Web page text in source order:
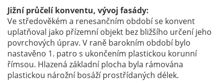
Jižní průčelí konventu, vývoj fasády:
Ve středověkém a renesančním období se konvent
uplatňoval jako přízemní objekt bez bližšího určení jeho
povrchových úprav. V raně barokním období bylo
nastavěno 1. patro s ukončením plastickou korunní
římsou. Hlazená základní plocha byla rámována
plastickou nárožní bosáží prostřídaných délek.